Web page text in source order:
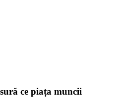
ce piața muncii